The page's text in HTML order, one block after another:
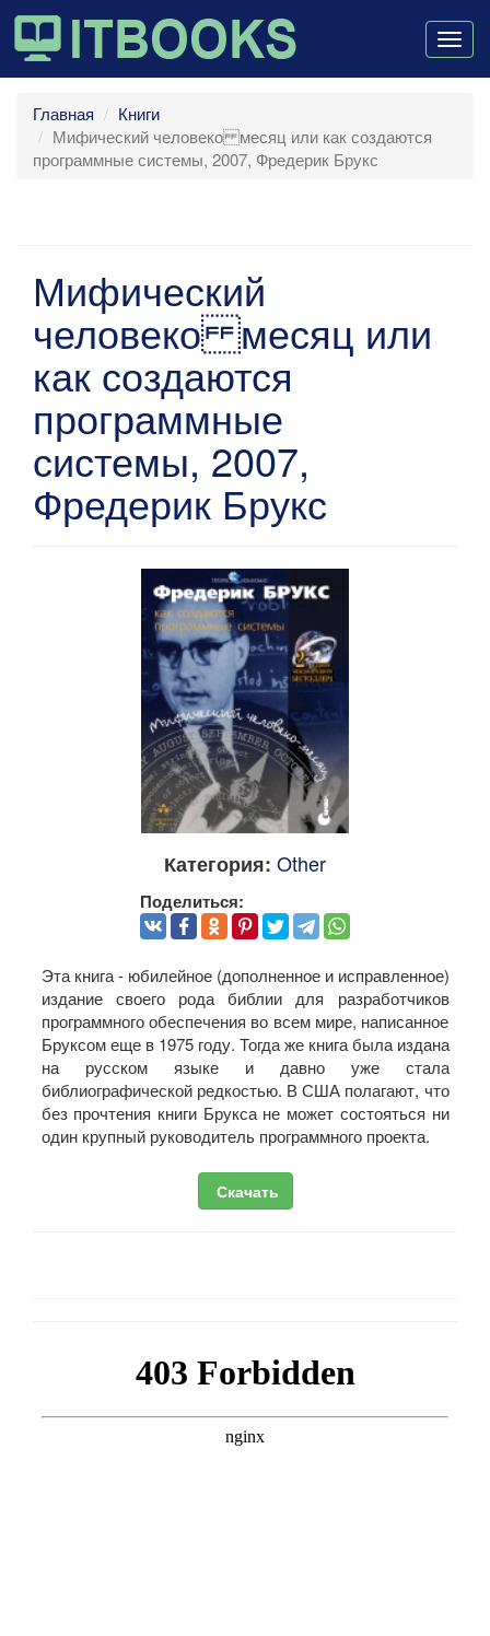
Главная
Книги
Мифический человеко месяц или как создаются
программные системы, 2007, Фредерик Брукс
Мифический
человеко месяц или
как создаются
программные
системы, 2007,
Фредерик Брукс
Категория: Other
Поделиться:
Эта книга - юбилейное (дополненное и исправленное)
издание своего рода библии для разработчиков
программного обеспечения во всем мире, написанное
Бруксом еще в 1975 году. Тогда же книга была издана
на русском языке и давно уже стала
библиографической редкостью. В США полагают, что
без прочтения книги Брукса не может состояться ни
один крупный руководитель программного проекта.
Скачать